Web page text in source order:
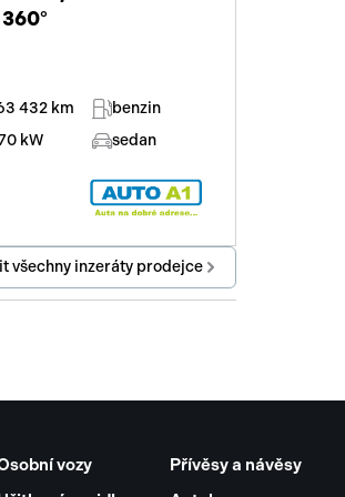
432 km
benzin
kW sedan
všechny inzeráty prodejce
vozy
Přívěsy a návěsy